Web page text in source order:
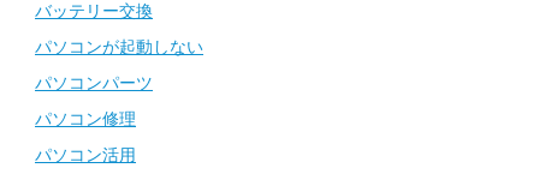
バッテリー交換
パソコンが起動しない
パソコンパーツ
パソコン修理
パソコン活用